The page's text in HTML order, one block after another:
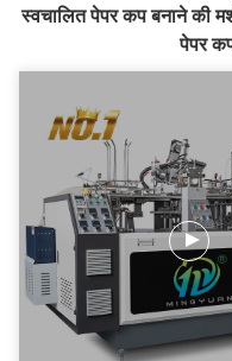
स्वचालित पेपर कप बनाने की
पेपर